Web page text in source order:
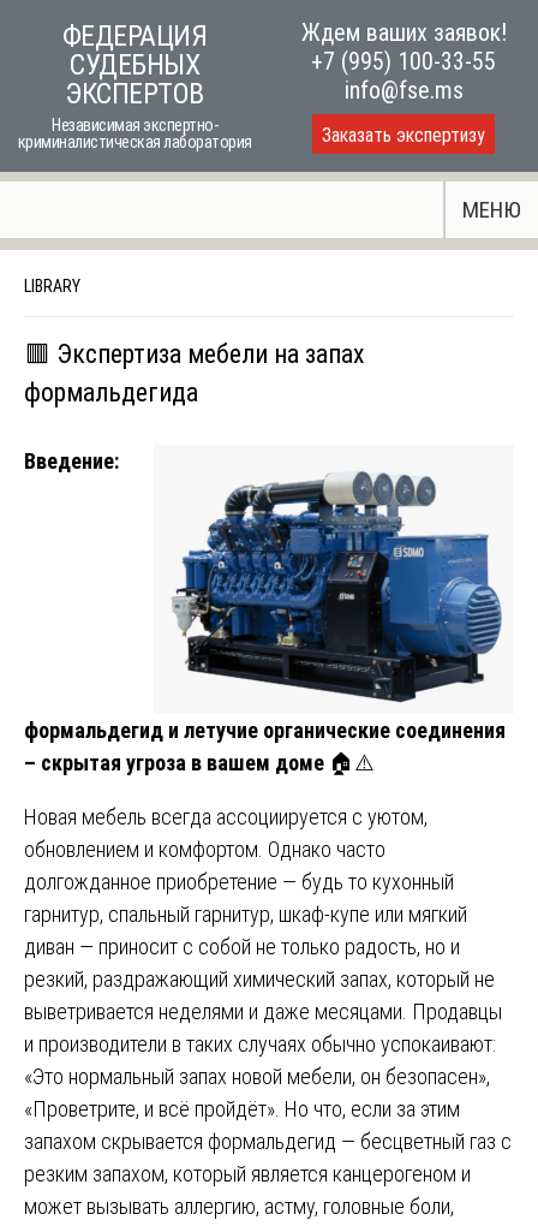
ФЕДЕРАЦИЯ
СУДЕБНЫХ
ЭКСПЕРТОВ
Независимая экспертно-
криминалистическая лаборатория
Ждем ваших заявок!
+7 (995) 100-33-55
info@fse.ms
Заказать экспертизу
МЕНЮ
LIBRARY
🟥 Экспертиза мебели на запах
формальдегида
Введение:
формальдегид и летучие органические соединения
– скрытая угроза в вашем доме 🏠⚠️
Новая мебель всегда ассоциируется с уютом,
обновлением и комфортом. Однако часто
долгожданное приобретение — будь то кухонный
гарнитур, спальный гарнитур, шкаф-купе или мягкий
диван — приносит с собой не только радость, но и
резкий, раздражающий химический запах, который не
выветривается неделями и даже месяцами. Продавцы
и производители в таких случаях обычно успокаивают:
«Это нормальный запах новой мебели, он безопасен»,
«Проветрите, и всё пройдёт». Но что, если за этим
запахом скрывается формальдегид — бесцветный газ с
резким запахом, который является канцерогеном и
может вызывать аллергию, астму, головные боли,